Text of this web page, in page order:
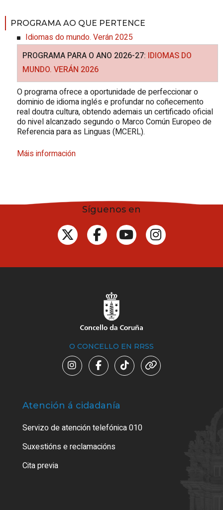
PROGRAMA AO QUE PERTENCE
Idiomas do mundo. Verán 2025
PROGRAMA PARA O ANO 2026-27: IDIOMAS DO
MUNDO. VERÁN 2026
O programa ofrece a oportunidade de perfeccionar o
dominio de idioma inglés e profundar no coñecemento
real doutra cultura, obtendo ademais un certificado oficial
do nivel alcanzado segundo o Marco Común Europeo de
Referencia para as Linguas (MCERL).
Máis información
Síguenos en
O CONCELLO EN RRSS
Atención á cidadanía
Servizo de atención telefónica 010
Suxestións e reclamacións
Cita previa